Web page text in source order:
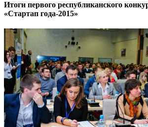
Итоги первого республиканского
«Стартап года-2015»